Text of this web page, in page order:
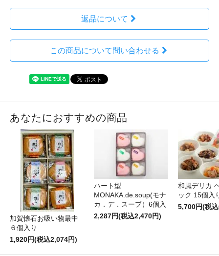
返品について
この商品について問い合わせる
あなたにおすすめの商品
加賀懐石お吸い物最中
６個入り
1,920円(税込2,074円)
ハート型
MONAKA.de.soup(モナ
カ．デ．スープ）6個入
2,287円(税込2,470円)
和風デリカ
ック 15個入
5,700円(税